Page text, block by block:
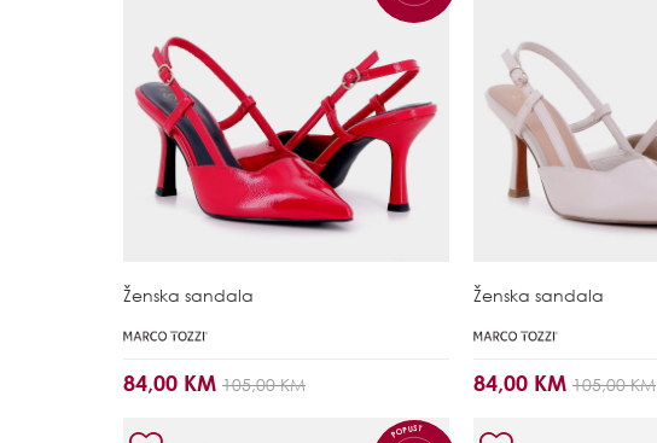
Ženska sandala
84,00 KM 105,00 KM
Ženska sandala
84,00 KM 105,00 KM
POPUST